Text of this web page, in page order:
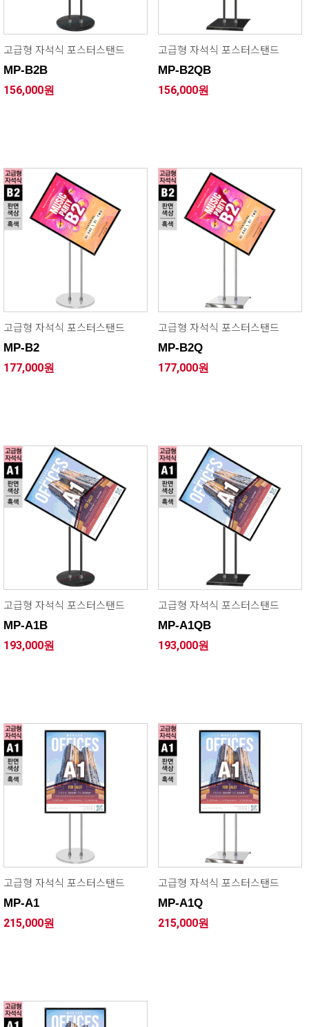
고급형 자석식 포스터스탠드
MP-B2B
156,000원
고급형 자석식 포스터스탠드
MP-B2QB
156,000원
고급형 자석식 포스터스탠드
MP-B2
177,000원
고급형 자석식 포스터스탠드
MP-B2Q
177,000원
고급형 자석식 포스터스탠드
MP-A1B
193,000원
고급형 자석식 포스터스탠드
MP-A1QB
193,000원
고급형 자석식 포스터스탠드
MP-A1
215,000원
고급형 자석식 포스터스탠드
MP-A1Q
215,000원